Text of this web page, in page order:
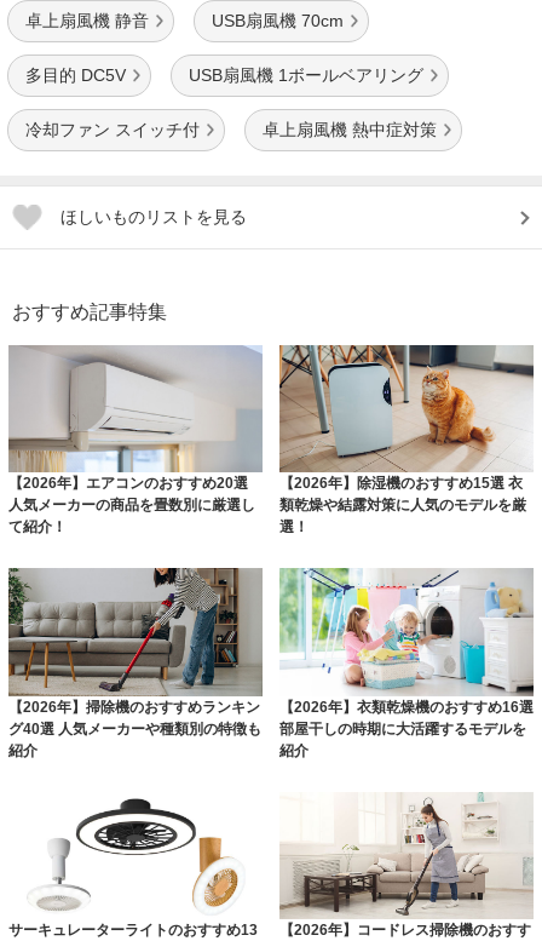
卓上扇風機 静音 USB扇風機 70cm
多目的 DC5V USB扇風機 1ボールベアリング
冷却ファン スイッチ付 卓上扇風機 熱中症対策
ほしいものリストを見る
おすすめ記事特集
【2026年】エアコンのおすすめ20選
人気メーカーの商品を畳数別に厳選し
て紹介！
【2026年】除湿機のおすすめ15選 衣
類乾燥や結露対策に人気のモデルを厳
選！
【2026年】掃除機のおすすめランキン
グ40選 人気メーカーや種類別の特徴も
紹介
【2026年】衣類乾燥機のおすすめ16選
部屋干しの時期に大活躍するモデルを
紹介
サーキュレーターライトのおすすめ13
【2026年】コードレス掃除機のおすす